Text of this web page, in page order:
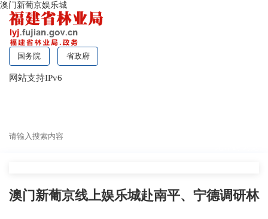
澳门新葡京娱乐城
国务院 省政府
网站支持IPv6
澳门新葡京线上娱乐城赴南平、宁德调研林